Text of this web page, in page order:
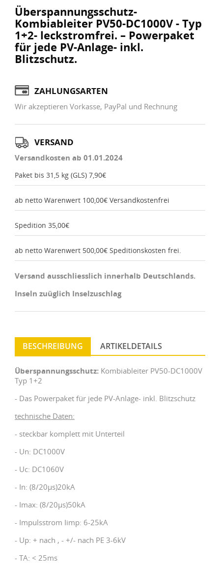
Überspannungsschutz-
Kombiableiter PV50-DC1000V - Typ
1+2- leckstromfrei. – Powerpaket
für jede PV-Anlage- inkl.
Blitzschutz.
ZAHLUNGSARTEN
Wir akzeptieren Vorkasse, PayPal und Rechnung
VERSAND
Versandkosten ab 01.01.2024
Paket bis 31,5 kg (GLS) 7,90€
ab netto Warenwert 100,00€ Versandkostenfrei
Spedition 35,00€
ab netto Warenwert 500,00€ Speditionskosten frei.
Versand ausschliesslich innerhalb Deutschlands.
Inseln zuüglich Inselzuschlag
BESCHREIBUNG ARTIKELDETAILS
Überspannungsschutz: Kombiableiter PV50-DC1000V
Typ 1+2
- Das Powerpaket für jede PV-Anlage- inkl. Blitzschutz
technische Daten:
- steckbar komplett mit Unterteil
- Un: DC1000V
- Uc: DC1060V
- In: (8/20μs)20kA
- Imax: (8/20μs)50kA
- Impulsstrom Iimp: 6-25kA
- Up: + nach , - +/- nach PE 3-6kV
- TA: < 25ms